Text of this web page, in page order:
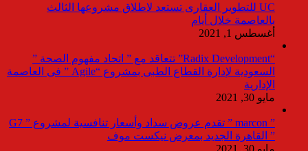
UC للتطوير العقارى تستعد لاطلاق مشروعها الثالث
بالعاصمة خلال أيام
أغسطس 1, 2021
“Radix Development” تتعاقد مع ” اتحاد مفهوم الصحة ”
السعودية لإدارة القطاع الطبى بمشروع “Agile ” فى العاصمة
الإدارية
مايو 30, 2021
” marcon ” تقدم عروض سداد وأسعار تنافسية لمشروع ” G7
” القاهرة الجديد بمعرض نيكست موف
مايو 30, 2021